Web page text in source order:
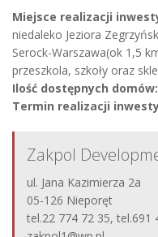
Miejsce realizacji
niedaleko Jeziora
Serock-Warszawa(ok 1,5
przeszkola, szkoły oraz
Ilość dostępnych domów:
Termin realizacji
Zakpol
ul. Jana Kazimierza 2a
05-126 Nieporęt
tel.22 774 72 35, tel.691